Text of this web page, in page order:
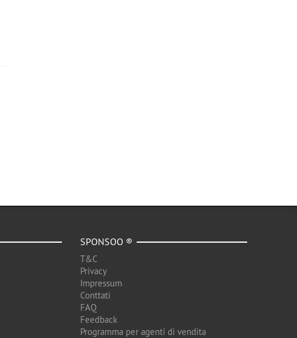
SPONSOO ®
T&C
Privacy
Impressum
Conttati
FAQ
Feedback
Programma per agenti di vendita